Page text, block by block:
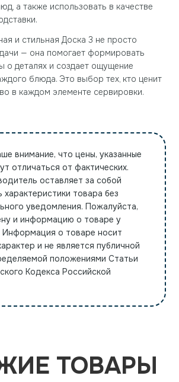
а также использовать в качестве
и стильная Доска 3 не просто
— она помогает формировать
о деталях и создает ощущение
блюда. Это выбор тех, кто ценит
в каждом элементе сервировки.
внимание, что цены, указанные
отличаться от фактических.
оставляет за собой
товара без
уведомления. Пожалуйста,
и информацию о товаре у
о товаре носит
и не является публичной
положениями Статьи
Кодекса Российской
ТОВАРЫ